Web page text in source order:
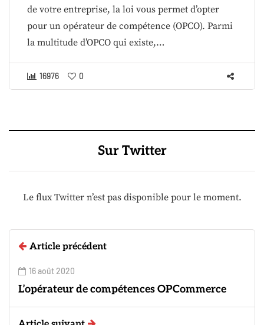
de votre entreprise, la loi vous permet d’opter
pour un opérateur de compétence (OPCO). Parmi
la multitude d’OPCO qui existe,…
16976 0
Sur Twitter
Le flux Twitter n’est pas disponible pour le moment.
Article précédent
16 août 2020
L’opérateur de compétences OPCommerce